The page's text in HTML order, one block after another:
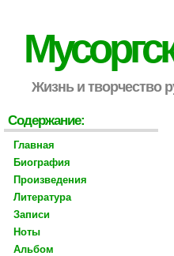
Жизнь и творчество
Содержание:
Главная
Биография
Произведения
Литература
Записи
Ноты
Альбом